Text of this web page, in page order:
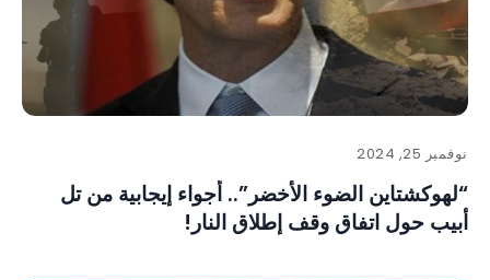
نوفمبر 25, 2024
“لهوكشتاين الضوء الأخضر”.. أجواء إيجابية من تل
أبيب حول اتفاق وقف إطلاق النار!